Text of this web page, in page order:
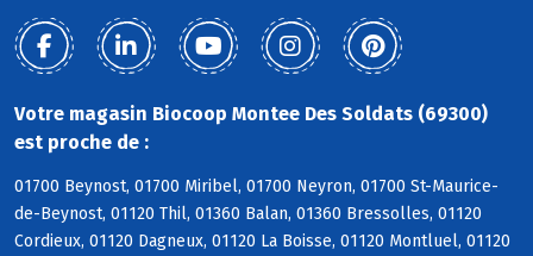
Votre magasin Biocoop Montee Des Soldats (69300)
est proche de :
01700 Beynost, 01700 Miribel, 01700 Neyron, 01700 St-Maurice-
de-Beynost, 01120 Thil, 01360 Balan, 01360 Bressolles, 01120
Cordieux, 01120 Dagneux, 01120 La Boisse, 01120 Montluel, 01120